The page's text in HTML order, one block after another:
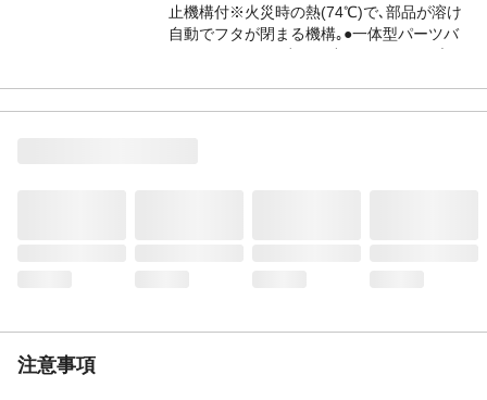
止機構付※火災時の熱(74℃)で､部品が溶け
自動でフタが閉まる機構｡●一体型パーツバ
注意事項